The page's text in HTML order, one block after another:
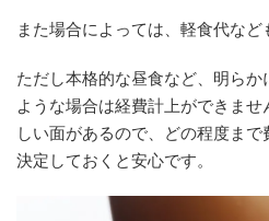
また場合によっては、軽食代など
ただし本格的な昼食など、明ら
ような場合は経費計上ができま
しい面があるので、どの程度ま
決定しておくと安心です。